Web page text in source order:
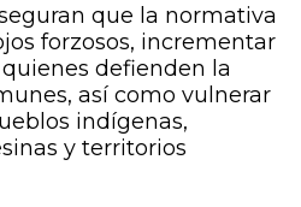
que la normativa
forzosos, incrementar
defienden la
así como vulnerar
indígenas,
y territorios